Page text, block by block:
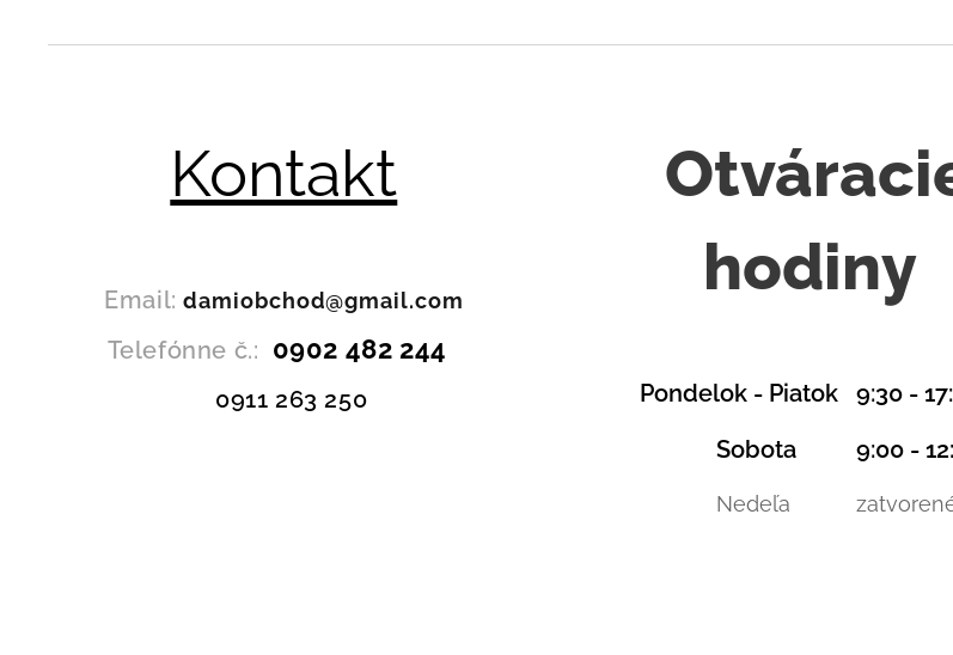
Kontakt
Email:damiobchod@gmail.com
Telefónne č.: 0902 482 244
0911 263 250
hodiny
Pondelok - Piatok 9:30 -
Sobota 9:00 -
Nedeľa